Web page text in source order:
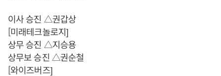
이사 승진 △권갑상
[미래테크놀로지]
상무 승진 △지승용
상무보 승진 △권순철
[와이즈버즈]